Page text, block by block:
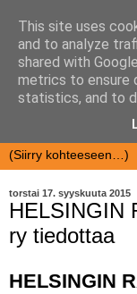
torstai 17. syyskuuta 2015
HELSINGIN
ry tiedottaa
HELSINGIN
This site uses
and to analyze
shared with
metrics to ensure
statistics, and to